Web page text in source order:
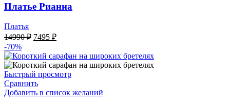
Платье Рианна
Платья
14990₽ Первоначальная
составляла
14990 ₽.
7495 ₽Текущая
7495 ₽.
-70%
Быстрый просмотр
Сравнить
Добавить в список желаний